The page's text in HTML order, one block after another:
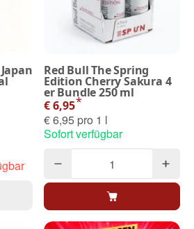
Red Bull The Spring
Edition Cherry Sakura 4
er Bundle 250 ml
€ 6,95*
€ 6,95 pro 1 l
Sofort verfügbar